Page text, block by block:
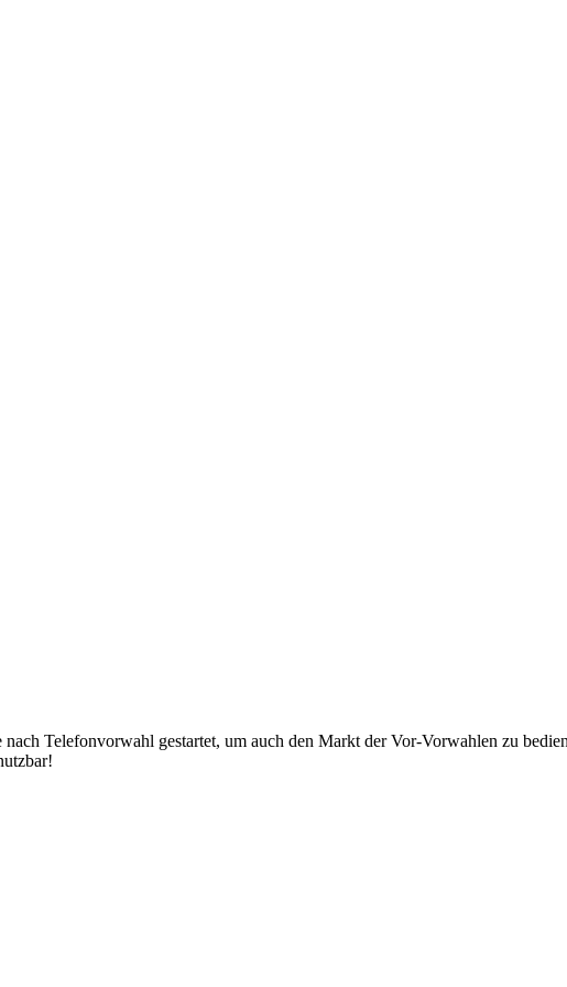
Telefonvorwahl gestartet, um auch den Markt der Vor-Vorwahlen zu